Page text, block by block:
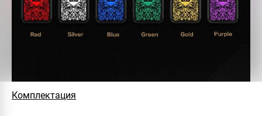
Комплектация